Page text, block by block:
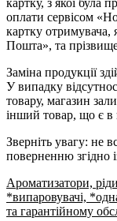
картку, з якої була
оплати сервісом
картку отримувача,
Пошта», та
Заміна продукції
У випадку
товару, магазин
інший товар, що є в
Зверніть увагу: не
поверненню згідно
Ароматизатори,
*випаровувачі,
та гарантійному